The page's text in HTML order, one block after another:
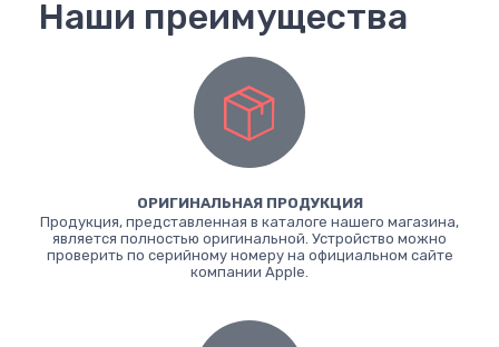
Наши преимущества
ОРИГИНАЛЬНАЯ ПРОДУКЦИЯ
Продукция, представленная в каталоге нашего магазина,
является полностью оригинальной. Устройство можно
проверить по серийному номеру на официальном сайте
компании Apple.